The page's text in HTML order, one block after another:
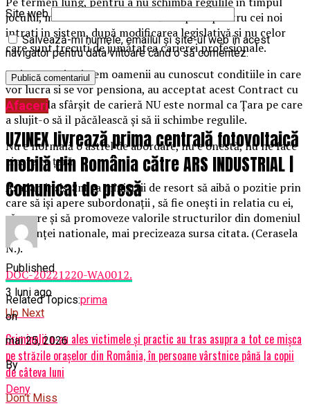
jocului, modificarile ar trebui să se aplice pentru cei noi
intrati in sistem, după modificarea legislativă si nu celor
care sunt trecuti de jumătatea carierei profesionale.
La intrarea in sistem oamenii au cunoscut conditiile in care
vor lucra si se vor pensiona, au acceptat acest Contract cu
țara, iar la sfârșit de carieră NU este normal ca Țara pe care
a slujit-o să il păcălească și să ii schimbe regulile.
Nu e normală o astfel de abordare, nu e onestă, nu ne face
cinste ca țară.
Așadar, insistăm ca miniștrii de resort să aibă o pozitie prin
care să iși apere subordonații , să fie onești in relatia cu ei,
să apere și să promoveze valorile structurilor din domeniul
siguranței nationale, mai precizeaza sursa citata. (Cerasela
N.).
DOC-20221220-WA0012.
Related Topics:prima
Up Next
Criminalii n-au ales victimele și practic au tras asupra a tot ce mișca
pe străzile orașelor din România, în persoane vârstnice până la copii
de câteva luni
Don't Miss
Site web
Salvează-mi numele, emailul și site-ul web în acest
navigator pentru data viitoare când o să comentez.
Afaceri
UZINEX livrează prima centrală fotovoltaică
mobilă din România către ARS INDUSTRIAL |
Comunicat de presă
Published
3 luni ago
on
mai 25, 2026
By
Deny